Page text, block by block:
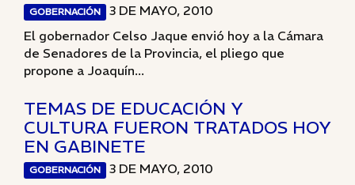
GOBERNACIÓN
3 DE MAYO, 2010
El gobernador Celso Jaque envió hoy a la Cámara
de Senadores de la Provincia, el pliego que
propone a Joaquín...
TEMAS DE EDUCACIÓN Y
CULTURA FUERON TRATADOS HOY
EN GABINETE
GOBERNACIÓN
3 DE MAYO, 2010